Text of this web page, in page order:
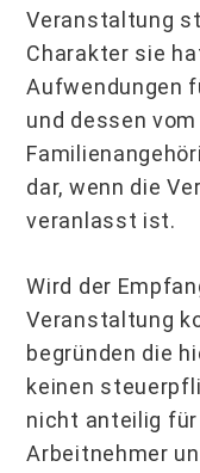
Veranstaltung
Charakter sie
Aufwendungen
und dessen
dar, wenn die
veranlasst ist.
Wird der
Veranstaltung
begründen die
keinen
nicht anteilig
Arbeitnehmer